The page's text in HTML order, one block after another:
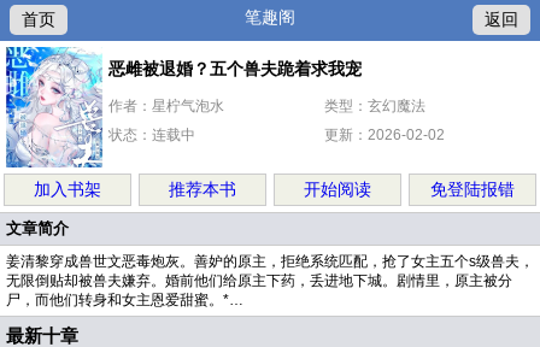
首页 笔趣阁 返回
恶雌被退婚？五个兽夫跪着求我宠
作者：星柠气泡水
类型：玄幻魔法
状态：连载中
更新：2026-02-02
加入书架 推荐本书 开始阅读 免登陆报错
文章简介
姜清黎穿成兽世文恶毒炮灰。善妒的原主，拒绝系统匹配，抢了女主五个s级兽夫，
无限倒贴却被兽夫嫌弃。婚前他们给原主下药，丢进地下城。剧情里，原主被分
尸，而他们转身和女主恩爱甜蜜。*…
最新十章